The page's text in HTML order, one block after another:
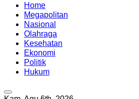
Home
Megapolitan
Nasional
Olahraga
Kesehatan
Ekonomi
Politik
Hukum